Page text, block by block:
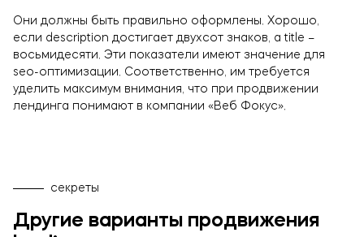
Они должны быть правильно оформлены. Хорошо,
если description достигает двухсот знаков, а title –
восьмидесяти. Эти показатели имеют значение для
seo-оптимизации. Соответственно, им требуется
уделить максимум внимания, что при продвижении
лендинга понимают в компании «Веб Фокус».
секреты
Другие варианты продвижения